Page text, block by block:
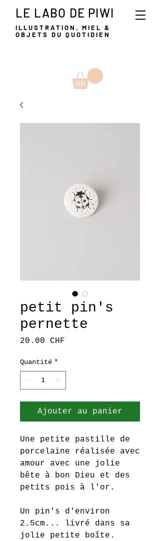
LE LABO DE PIWI
ILLUSTRATION, MIEL &
OBJETS DU QUOTIDIEN
petit pin's
pernette
20.00 CHF
Quantité *
Ajouter au panier
Une petite pastille de
porcelaine réalisée avec
amour avec une jolie
bête à bon Dieu et des
petits pois à l'or.
Un pin's d'environ
2.5cm... livré dans sa
jolie petite boîte.